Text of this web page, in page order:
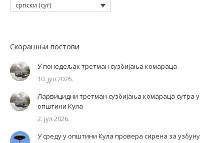
српски (cyr)
Скорашњи постови
У понедељак третман сузбијања комараца
10. јул 2026.
Ларвицидни третман сузбијања комараца сутра у
општини Кула
2. јул 2026.
У среду у општини Кула провера сирена за узбуну